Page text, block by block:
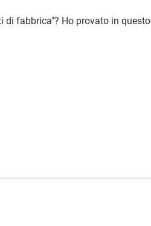
di fabbrica"? Ho provato in questo